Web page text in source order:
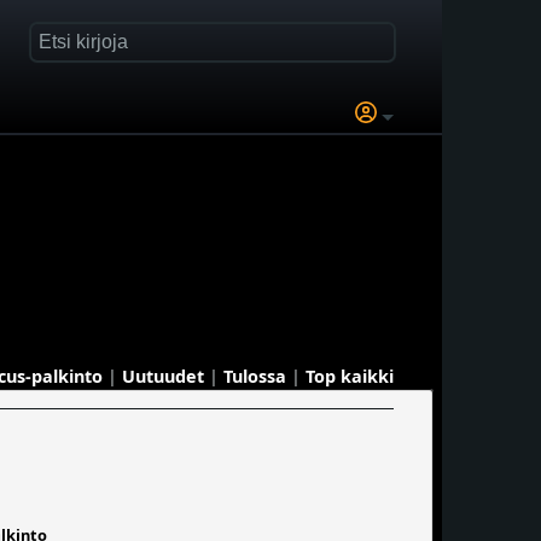
palkinto | Uutuudet | Tulossa | Top kaikki